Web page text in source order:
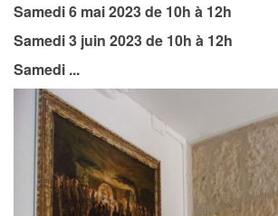
Samedi 6 mai 2023 de 10h à 12h
Samedi 3 juin 2023 de 10h à 12h
Samedi ...